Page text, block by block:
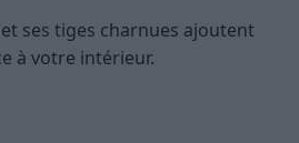
ses tiges charnues ajoutent
à votre intérieur.